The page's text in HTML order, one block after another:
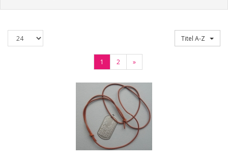
per
Sorteren op
1 2 »(Volgende)